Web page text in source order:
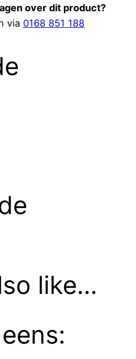
over dit product?
via 0168 851 188
like…